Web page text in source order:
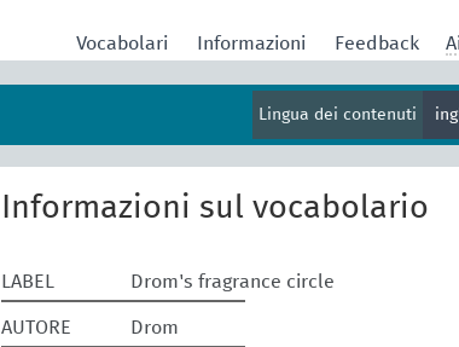
Vocabolari Informazioni Feedback
Lingua dei contenuti
Informazioni sul vocabolario
LABEL Drom's fragrance circle
AUTORE Drom